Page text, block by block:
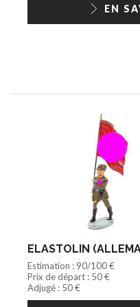
EN
ELASTOLIN
Estimation : 90/100 €
Prix de départ : 50 €
Adjugé : 50 €